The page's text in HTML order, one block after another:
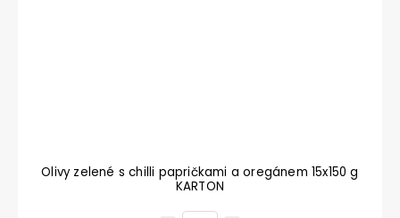
Olivy zelené s chilli papričkami a oregánem 15x150 g
KARTON